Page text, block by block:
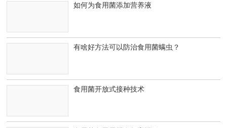
如何为食用菌添加营养液
有啥好方法可以防治食用菌螨虫？
食用菌开放式接种技术